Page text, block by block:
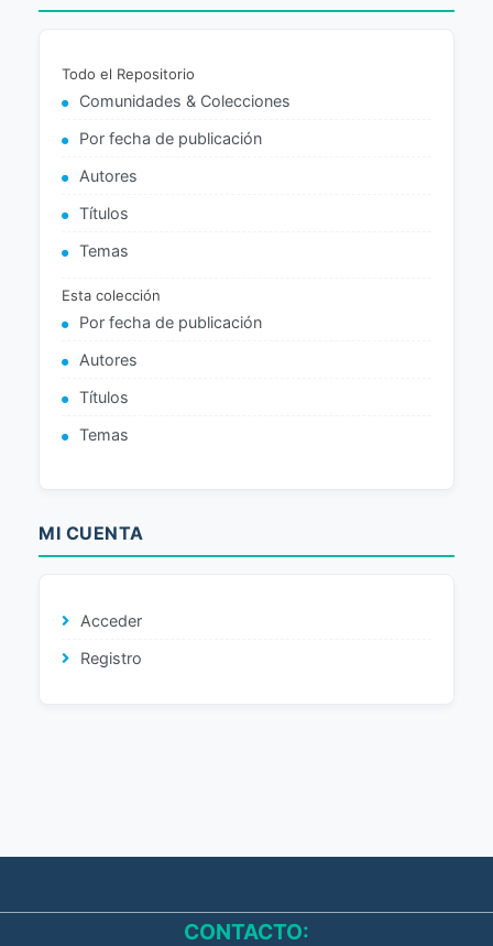
Todo el Repositorio
Comunidades & Colecciones
Por fecha de publicación
Autores
Títulos
Temas
Esta colección
Por fecha de publicación
Autores
Títulos
Temas
MI CUENTA
Acceder
Registro
CONTACTO: